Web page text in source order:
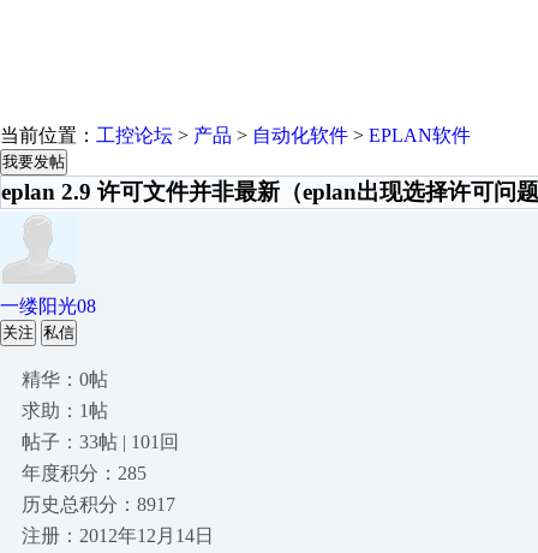
当前位置： 工控论坛 > 产品 > 自动化软件 > EPLAN软件
我要发帖
eplan 2.9 许可文件并非最新（eplan出现选择许可问
一缕阳光08
关注 私信
精华：0帖
求助：1帖
帖子：33帖 | 101回
年度积分：285
历史总积分：8917
注册：2012年12月14日